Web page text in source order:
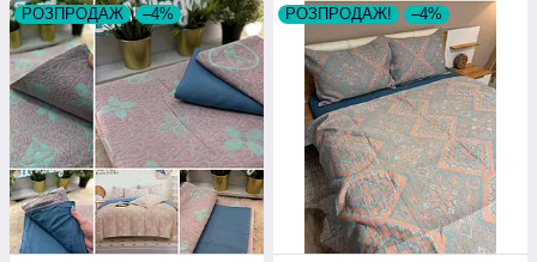
РОЗПРОДАЖ –4% РОЗПРОДАЖ! –4%